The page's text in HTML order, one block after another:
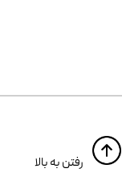
​​رفتن به بالا